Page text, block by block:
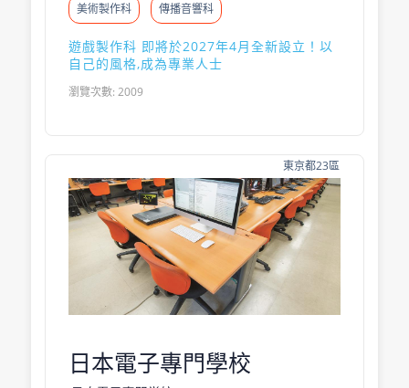
美術製作科 傳播音響科
遊戲製作科 即將於2027年4月全新設立！以
自己的風格,成為專業人士
瀏覽次數: 2009
日本電子專門學校
東京都23區